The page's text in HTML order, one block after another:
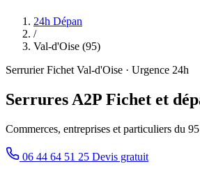
24h Dépan
/
Val-d'Oise (95)
Serrurier Fichet Val-d'Oise · Urgence 24h
Serrures A2P Fichet et
Commerces, entreprises et particuliers du
06 44 64 51 25 Devis gratuit